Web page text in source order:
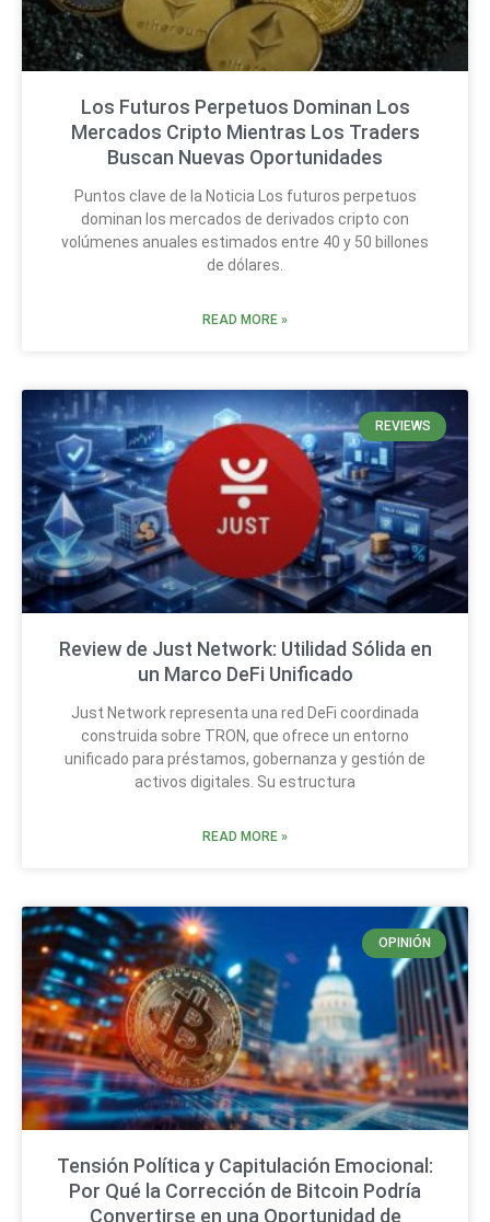
Los Futuros Perpetuos Dominan Los
Mercados Cripto Mientras Los Traders
Buscan Nuevas Oportunidades
Puntos clave de la Noticia Los futuros perpetuos
dominan los mercados de derivados cripto con
volúmenes anuales estimados entre 40 y 50 billones
de dólares.
READ MORE »
REVIEWS
Review de Just Network: Utilidad Sólida en
un Marco DeFi Unificado
Just Network representa una red DeFi coordinada
construida sobre TRON, que ofrece un entorno
unificado para préstamos, gobernanza y gestión de
activos digitales. Su estructura
READ MORE »
OPINIÓN
Tensión Política y Capitulación Emocional:
Por Qué la Corrección de Bitcoin Podría
Convertirse en una Oportunidad de